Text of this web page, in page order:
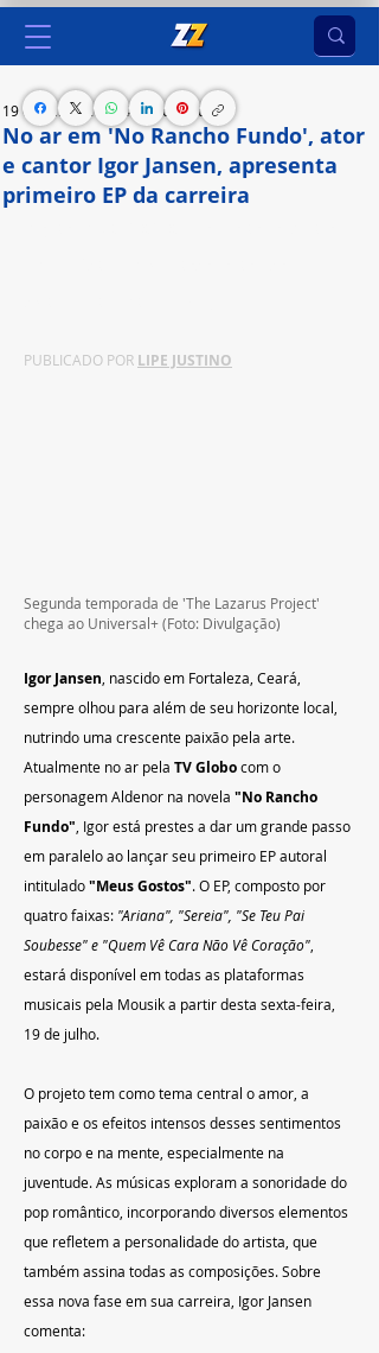
No ar em 'No Rancho Fundo', ator
e cantor Igor Jansen, apresenta
primeiro EP da carreira
19 de jul. de 2024 4 min de leitura
PUBLICADO POR LIPE JUSTINO
Segunda temporada de 'The Lazarus Project'
chega ao Universal+ (Foto: Divulgação)
Igor Jansen , nascido em Fortaleza, Ceará,
sempre olhou para além de seu horizonte local,
nutrindo uma crescente paixão pela arte.
Atualmente no ar pela TV Globo com o
personagem Aldenor na novela "No Rancho
Fundo" , Igor está prestes a dar um grande passo
em paralelo ao lançar seu primeiro EP autoral
intitulado "Meus Gostos". O EP, composto por
quatro faixas: "Ariana", "Sereia", "Se Teu Pai
Soubesse" e "Quem Vê Cara Não Vê Coração"
estará disponível em todas as plataformas
musicais pela Mousik a partir desta sexta-feira,
19 de julho.
O projeto tem como tema central o amor, a
paixão e os efeitos intensos desses sentimentos
no corpo e na mente, especialmente na
juventude. As músicas exploram a sonoridade do
pop romântico, incorporando diversos elementos
que refletem a personalidade do artista, que
também assina todas as composições. Sobre
essa nova fase em sua carreira, Igor Jansen
comenta: